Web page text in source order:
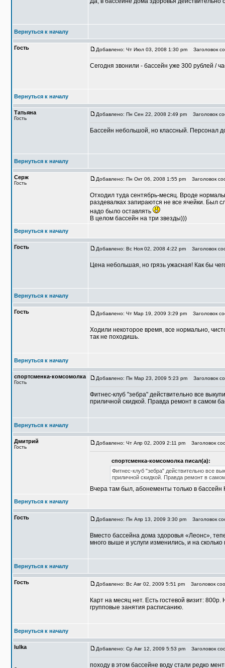
Вернуться к началу
Гость Добавлено: Чт Июл 03, 2008 1:30 pm Заголовок
Сегодня звонили - бассейн уже 300 рублей /
Вернуться к началу
Татьяна
Гость
Добавлено: Пн Сен 22, 2008 2:49 pm Заголовок
Бассейн небольшой, но классный. Персонал
Вернуться к началу
Серж
Гость
Добавлено: Пн Окт 06, 2008 1:55 pm Заголовок
Отходил туда сентябрь-месяц. Вроде
раздевалках запираются не все ячейки. Был
надо было оставлять
В целом бассейн на три звезды)))
Вернуться к началу
Гость Добавлено: Вс Ноя 02, 2008 4:22 pm Заголовок
Цена небольшая, но грязь ужасная! Как бы
Вернуться к началу
Гость Добавлено: Чт Мар 19, 2009 3:29 pm Заголовок
Ходили некоторое время, все нормально,
так не походишь.
Вернуться к началу
спортсменка-комсомолка
Гость
Добавлено: Пн Мар 23, 2009 5:23 pm Заголовок
Фитнес-клуб "зебра" действительно все
приличной скидкой. Правда ремонт в самом
Вернуться к началу
Дмитрий
Гость
Добавлено: Чт Апр 02, 2009 2:11 pm Заголовок
спортсменка-комсомолка писал(а):
Фитнес-клуб "зебра" действительно все
приличной скидкой. Правда ремонт в
Вчера там был, абонементы только в
Вернуться к началу
Гость Добавлено: Пн Апр 13, 2009 3:30 pm Заголовок
Вместо бассейна дома здоровья «Леонс»,
много выше и услуги изменились, и на
Вернуться к началу
Гость Добавлено: Вс Авг 02, 2009 5:51 pm Заголовок
Карт на месяц нет. Есть гостевой визит:
групповые занятия расписанию.
Вернуться к началу
lulka Добавлено: Ср Авг 12, 2009 5:53 pm Заголовок
походу в этом бассейне воду стали редко